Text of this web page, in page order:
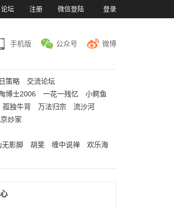
论坛 注册 微信登陆 登录
手机版 公众号 微博
策略
交流论坛
陶博士2006 一花一残忆
小鳄鱼
孤独牛背 万法归宗
流沙河
炒家
无影脚 胡斐 缠中说禅
欢乐海